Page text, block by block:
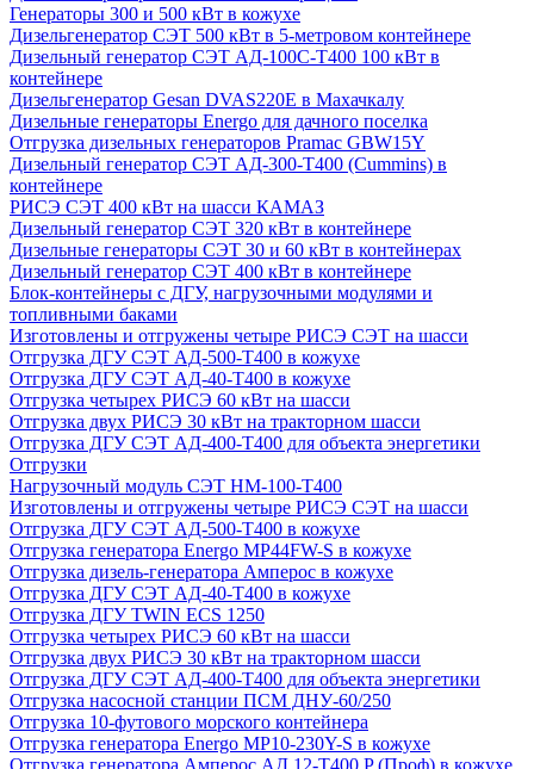
Генераторы 300 и 500 кВт в кожухе
Дизельгенератор СЭТ 500 кВт в 5-метровом контейнере
Дизельный генератор СЭТ АД-100С-Т400 100 кВт в
контейнере
Дизельгенератор Gesan DVAS220E в Махачкалу
Дизельные генераторы Energo для дачного поселка
Отгрузка дизельных генераторов Pramac GВW15Y
Дизельный генератор СЭТ АД-300-Т400 (Cummins) в
контейнере
РИСЭ СЭТ 400 кВт на шасси КАМАЗ
Дизельный генератор СЭТ 320 кВт в контейнере
Дизельные генераторы СЭТ 30 и 60 кВт в контейнерах
Дизельный генератор СЭТ 400 кВт в контейнере
Блок-контейнеры с ДГУ, нагрузочными модулями и
топливными баками
Изготовлены и отгружены четыре РИСЭ СЭТ на шасси
Отгрузка ДГУ СЭТ АД-500-Т400 в кожухе
Отгрузка ДГУ СЭТ АД-40-Т400 в кожухе
Отгрузка четырех РИСЭ 60 кВт на шасси
Отгрузка двух РИСЭ 30 кВт на тракторном шасси
Отгрузка ДГУ СЭТ АД-400-Т400 для объекта энергетики
Отгрузки
Нагрузочный модуль СЭТ НМ-100-Т400
Изготовлены и отгружены четыре РИСЭ СЭТ на шасси
Отгрузка ДГУ СЭТ АД-500-Т400 в кожухе
Отгрузка генератора Energo MP44FW-S в кожухе
Отгрузка дизель-генератора Амперос в кожухе
Отгрузка ДГУ СЭТ АД-40-Т400 в кожухе
Отгрузка ДГУ TWIN ECS 1250
Отгрузка четырех РИСЭ 60 кВт на шасси
Отгрузка двух РИСЭ 30 кВт на тракторном шасси
Отгрузка ДГУ СЭТ АД-400-Т400 для объекта энергетики
Отгрузка насосной станции ПСМ ДНУ-60/250
Отгрузка 10-футового морского контейнера
Отгрузка генератора Energo MP10-230Y-S в кожухе
Отгрузка генератора Амперос АД 12-Т400 P (Проф) в кожухе